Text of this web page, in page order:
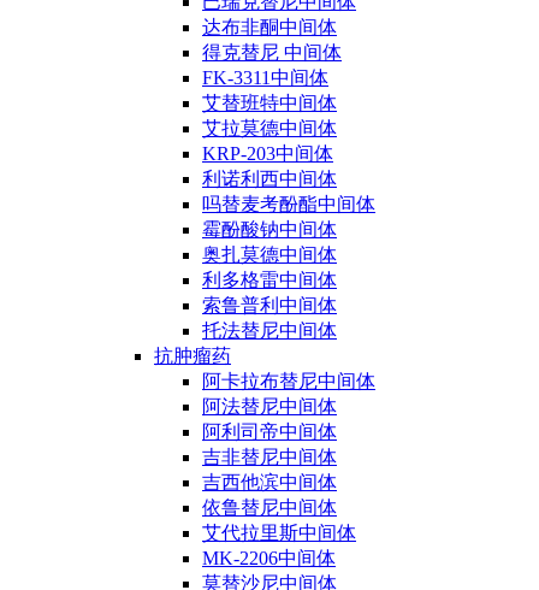
达布非酮中间体
得克替尼 中间体
FK-3311中间体
艾替班特中间体
艾拉莫德中间体
KRP-203中间体
利诺利西中间体
吗替麦考酚酯中间体
霉酚酸钠中间体
奥扎莫德中间体
利多格雷中间体
索鲁普利中间体
托法替尼中间体
抗肿瘤药
阿卡拉布替尼中间体
阿法替尼中间体
阿利司帝中间体
吉非替尼中间体
吉西他滨中间体
依鲁替尼中间体
艾代拉里斯中间体
MK-2206中间体
莫替沙尼中间体